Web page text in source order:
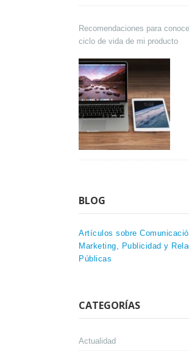
Recomendaciones para
ciclo de vida de mi producto
BLOG
Artículos sobre
Marketing, Publicidad y
Públicas
CATEGORÍAS
Actualidad